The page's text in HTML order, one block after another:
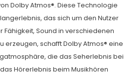
Dolby Atmos®. Diese Technologie
das sich um den Nutzer
Fähigkeit, Sound in verschiedenen
erzeugen, schafft Dolby Atmos® eine
die das Seherlebnis bei
Hörerlebnis beim Musikhören